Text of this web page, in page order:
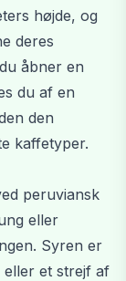
højde, og
deres
åbner en
du af en
den
kaffetyper.
peruviansk
eller
Syren er
et strejf af